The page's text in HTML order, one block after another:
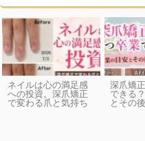
ネイルは心の満足感
への投資。深爪矯正
で変わる爪と気持ち
深爪矯
できる
とその